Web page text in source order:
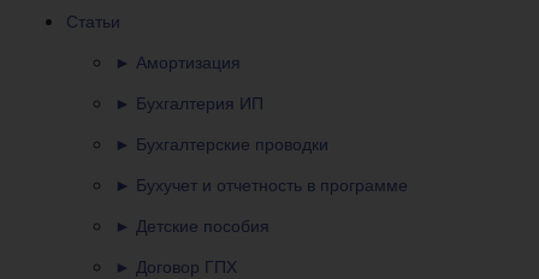
Статьи
► Амортизация
► Бухгалтерия ИП
► Бухгалтерские проводки
► Бухучет и отчетность в программе
► Детские пособия
► Договор ГПХ